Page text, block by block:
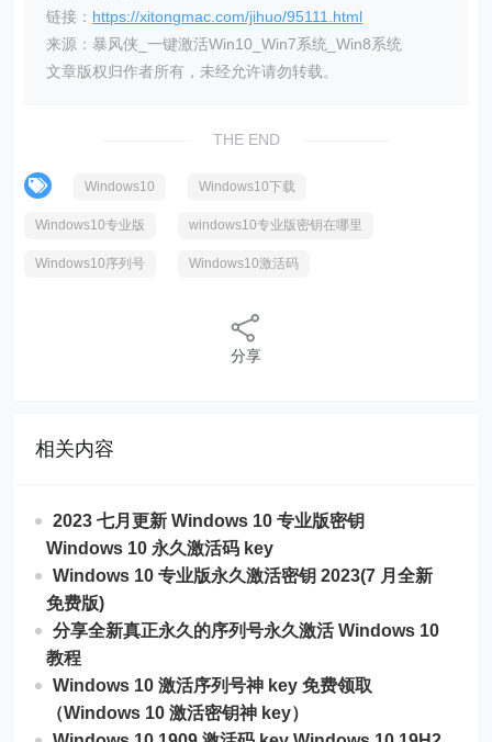
链接： https://xitongmac.com/jihuo/95111.html
来源：暴风侠_一键激活Win10_Win7系统_Win8系统
文章版权归作者所有，未经允许请勿转载。
THE END
Windows10 Windows10下载
Windows10专业版 windows10专业版密钥在哪里
Windows10序列号 Windows10激活码
分享
相关内容
2023 七月更新 Windows 10 专业版密钥
Windows 10 永久激活码 key
Windows 10 专业版永久激活密钥 2023(7 月全新
免费版)
分享全新真正永久的序列号永久激活 Windows 10
教程
Windows 10 激活序列号神 key 免费领取
（Windows 10 激活密钥神 key）